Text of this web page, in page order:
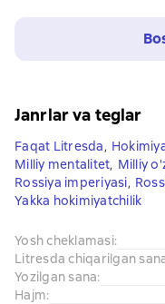
Janrlar va teglar
Faqat Litresda,
Milliy mentalitet, Milliy
Rossiya imperiyasi,
Yakka hokimiyatchilik
Yosh cheklamasi:
Litresda chiqarilgan
Yozilgan sana:
Hajm: